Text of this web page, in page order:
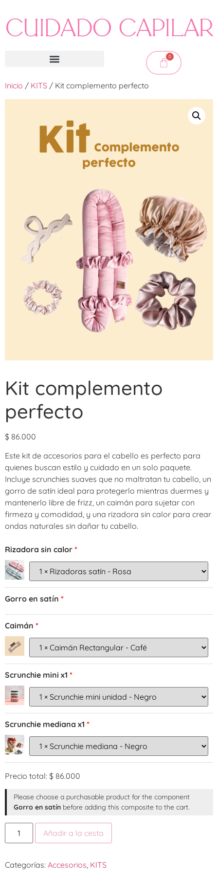
0
Inicio / KITS / Kit complemento perfecto
Kit complemento
perfecto
$ 86.000
Este kit de accesorios para el cabello es perfecto para
quienes buscan estilo y cuidado en un solo paquete.
Incluye scrunchies suaves que no maltratan tu cabello, un
gorro de satín ideal para protegerlo mientras duermes y
mantenerlo libre de frizz, un caimán para sujetar con
firmeza y comodidad, y una rizadora sin calor para crear
ondas naturales sin dañar tu cabello.
Rizadora sin calor
Gorro en satín
Caimán
Scrunchie mini x1
Scrunchie mediana x1
Precio total: $ 86.000
Please choose a purchasable product for the component
Gorro en satín before adding this composite to the cart.
Añadir a la cesta
Categorías: Accesorios KITS